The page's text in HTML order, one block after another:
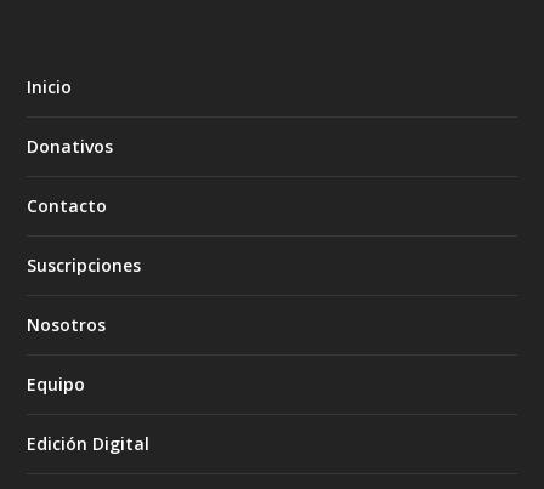
Inicio
Donativos
Contacto
Suscripciones
Nosotros
Equipo
Edición Digital